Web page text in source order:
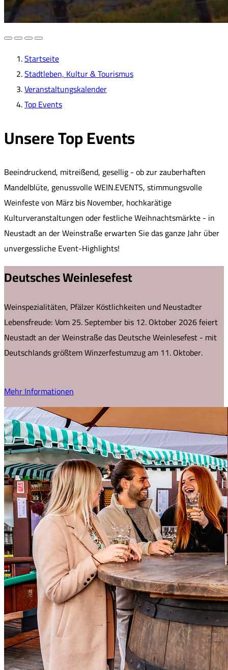
Startseite
Stadtleben, Kultur & Tourismus
Veranstaltungskalender
Top Events
Unsere Top Events
Beeindruckend, mitreißend, gesellig - ob zur zauberhaften
Mandelblüte, genussvolle WEIN.EVENTS, stimmungsvolle
Weinfeste von März bis November, hochkarätige
Kulturveranstaltungen oder festliche Weihnachtsmärkte - in
Neustadt an der Weinstraße erwarten Sie das ganze Jahr über
unvergessliche Event-Highlights!
Deutsches Weinlesefest
Weinspezialitäten, Pfälzer Köstlichkeiten und Neustadter
Lebensfreude: Vom 25. September bis 12. Oktober 2026 feiert
Neustadt an der Weinstraße das Deutsche Weinlesefest - mit
Deutschlands größtem Winzerfestumzug am 11. Oktober.
Mehr Informationen